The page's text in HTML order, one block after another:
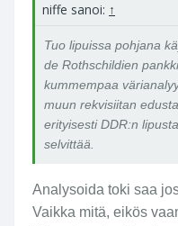
niffe sanoi: ↑
Tuo lipuissa pohjana
de Rothschildien
kummempaa
muun rekvisiitan
erityisesti DDR:n
selvittää.
Analysoida toki saa
Vaikka mitä, eikös